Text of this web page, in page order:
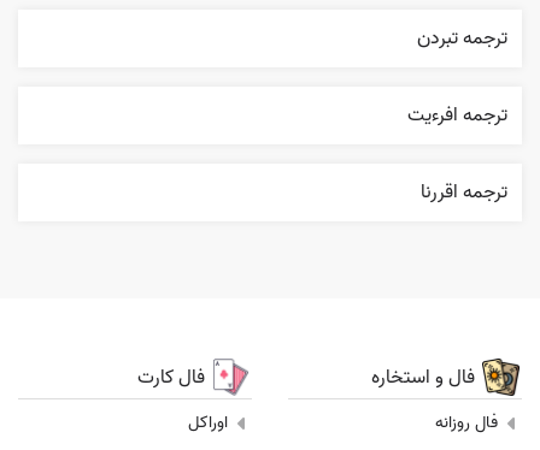
ترجمه تبردن
ترجمه افرءيت
ترجمه اقررنا
فال و استخاره
فال روزانه
فال کارت
اوراکل